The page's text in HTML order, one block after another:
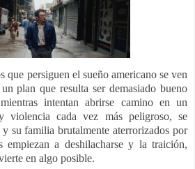
que persiguen el sueño americano se ven
plan que resulta ser demasiado bueno
intentan abrirse camino en un
violencia cada vez más peligroso, se
su familia brutalmente aterrorizados por
empiezan a deshilacharse y la traición,
en algo posible.